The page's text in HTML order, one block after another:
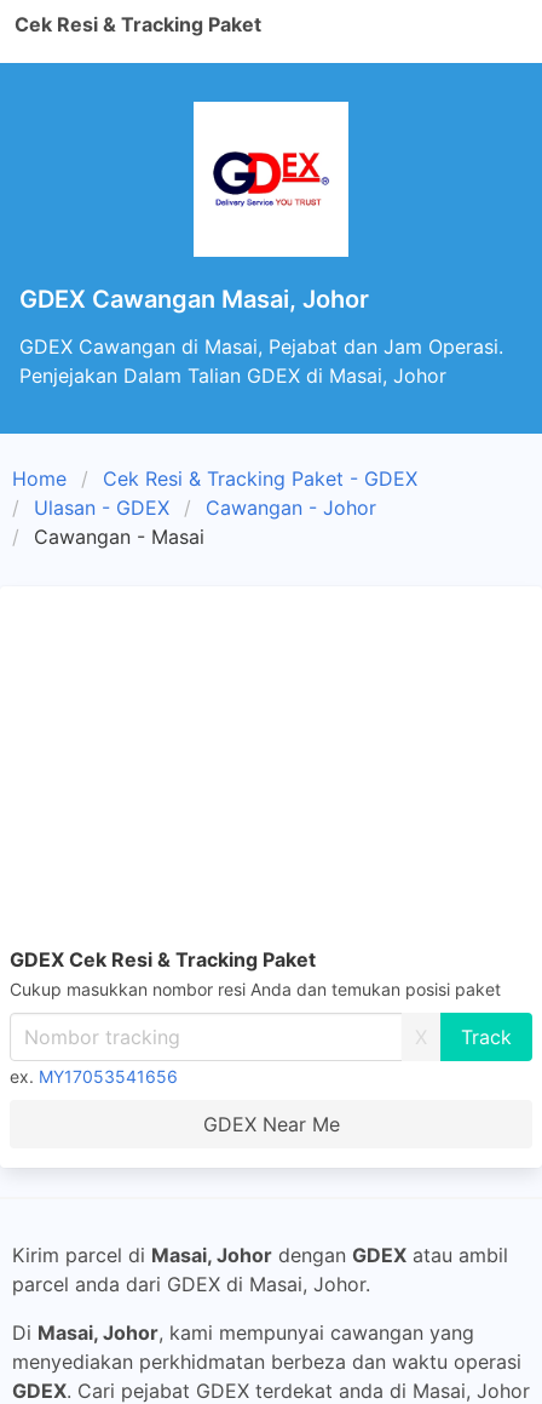
Cek Resi & Tracking Paket
GDEX Cawangan Masai, Johor
GDEX Cawangan di Masai, Pejabat dan Jam Operasi.
Penjejakan Dalam Talian GDEX di Masai, Johor
Home
Cek Resi & Tracking Paket - GDEX
Ulasan - GDEX
Cawangan - Johor
Cawangan - Masai
GDEX Cek Resi & Tracking Paket
Cukup masukkan nombor resi Anda dan temukan posisi paket
X
ex. MY17053541656
GDEX Near Me
Kirim parcel di Masai, Johor dengan GDEX atau ambil
parcel anda dari GDEX di Masai, Johor.
Di Masai, Johor, kami mempunyai cawangan yang
menyediakan perkhidmatan berbeza dan waktu operasi
GDEX. Cari pejabat GDEX terdekat anda di Masai, Johor